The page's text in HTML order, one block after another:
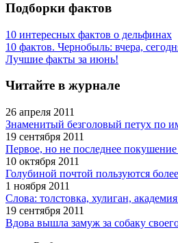
Подборки фактов
10 интересных фактов о дельфинах
10 фактов. Чернобыль: вчера,
Лучшие факты за июнь!
Читайте в журнале
26 апреля 2011
Знаменитый безголовый петух по
19 сентября 2011
Первое, но не последнее
10 октября 2011
Голубиной почтой пользуются
1 ноября 2011
Слова: толстовка, хулиган,
19 сентября 2011
Вдова вышла замуж за собаку